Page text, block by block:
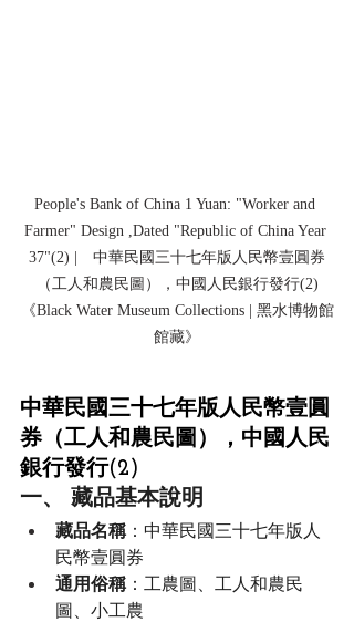
People's Bank of China 1 Yuan: "Worker and
Farmer" Design ,Dated "Republic of China Year
37"(2) |　中華民國三十七年版人民幣壹圓券
（工人和農民圖），中國人民銀行發行(2)
《Black Water Museum Collections | 黑水博物館
館藏》
中華民國三十七年版人民幣壹圓
券（工人和農民圖），中國人民
銀行發行(2)
一、 藏品基本說明
藏品名稱：中華民國三十七年版人
民幣壹圓券
通用俗稱：工農圖、工人和農民
圖、小工農